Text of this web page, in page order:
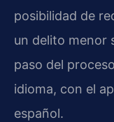
posibilidad de
un delito menor
paso del
idioma, con el
español.